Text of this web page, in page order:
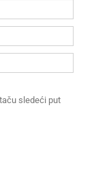
sledeći put